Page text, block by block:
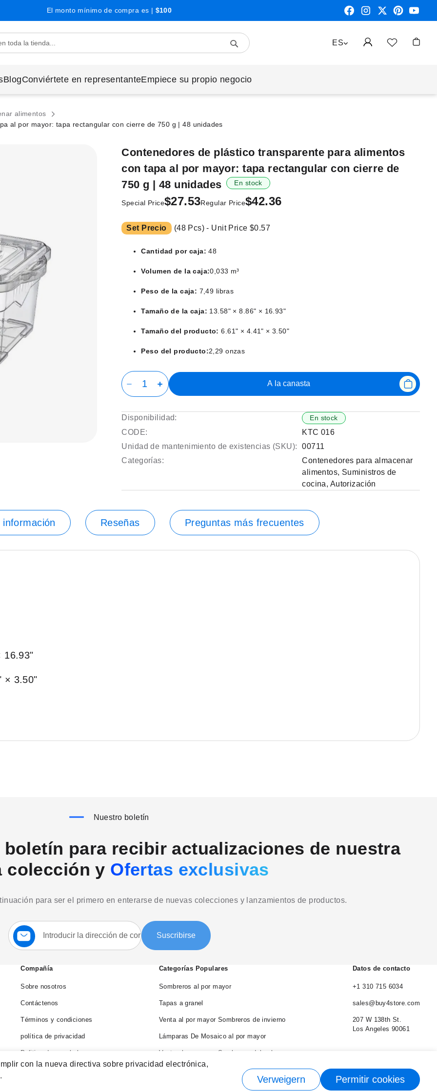
con la nueva directiva sobre privacidad electrónica,
Verweigern Permitir cookies
El monto mínimo de compra es | $100
LENGUAJE
ES
Search
BlogConviértete en representanteEmpiece su propio negocio
alimentos
al por mayor: tapa rectangular con cierre de 750 g | 48 unidades
Contenedores de plástico transparente para alimentos
con tapa al por mayor: tapa rectangular con cierre de
750 g | 48 unidades
En stock
Special Price$27.53Regular Price$42.36
Set Precio (48 Pcs) - Unit Price $0.57
Cantidad por caja: 48
Volumen de la caja:0,033 m³
Peso de la caja: 7,49 libras
Tamaño de la caja: 13.58" × 8.86" × 16.93"
Tamaño del producto: 6.61" × 4.41" × 3.50"
Peso del producto:2,29 onzas
A la canasta
Disponibilidad: En stock
CODE:
KTC 016
Unidad de mantenimiento de existencias (SKU):
00711
Categorías:
Contenedores para almacenar
alimentos, Suministros de
cocina, Autorización
información Reseñas Preguntas más frecuentes
16.93"
× 3.50"
Nuestro boletín
para recibir actualizaciones de nuestra
colección y Ofertas exclusivas
para ser el primero en enterarse de nuevas colecciones y lanzamientos de productos.
Suscríbase
a
nuestro
Suscribirse
Compañía
Sobre nosotros
Contáctenos
Términos y condiciones
política de privacidad
Politica de reembolso
Categorías Populares
Sombreros al por mayor
Tapas a granel
Venta al por mayor Sombreros de invierno
Lámparas De Mosaico al por mayor
Venta al por mayor Sombreros del cubo
Venta al por mayor Sombreros de vaquero
Datos de contacto
+1 310 715 6034
sales@buy4store.com
207 W 138th St.
Los Angeles 90061